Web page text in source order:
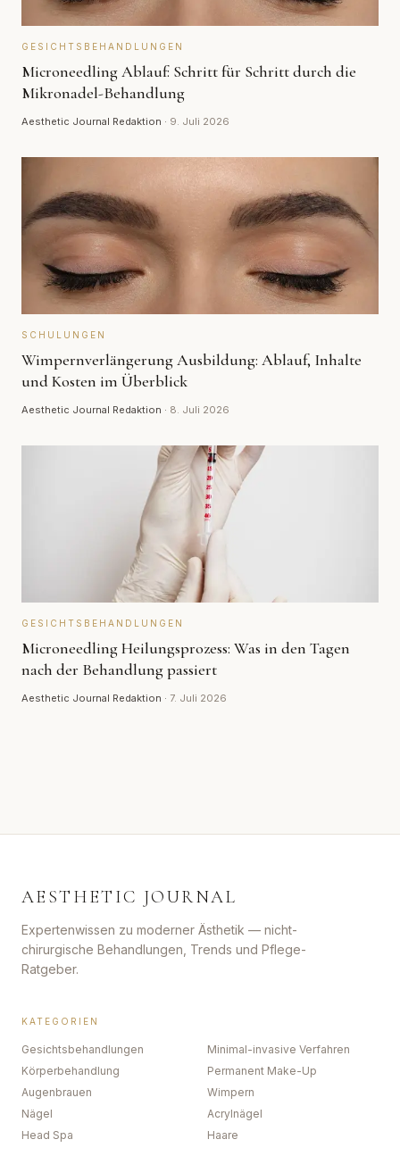
GESICHTSBEHANDLUNGEN
Microneedling Ablauf: Schritt für Schritt durch die
Mikronadel-Behandlung
Aesthetic Journal Redaktion · 9. Juli 2026
SCHULUNGEN
Wimpernverlängerung Ausbildung: Ablauf, Inhalte
und Kosten im Überblick
Aesthetic Journal Redaktion · 8. Juli 2026
GESICHTSBEHANDLUNGEN
Microneedling Heilungsprozess: Was in den Tagen
nach der Behandlung passiert
Aesthetic Journal Redaktion · 7. Juli 2026
AESTHETIC JOURNAL
Expertenwissen zu moderner Ästhetik — nicht-
chirurgische Behandlungen, Trends und Pflege-
Ratgeber.
KATEGORIEN
Gesichtsbehandlungen
Minimal-invasive Verfahren
Körperbehandlung
Permanent Make-Up
Augenbrauen
Wimpern
Nägel
Acrylnägel
Head Spa
Haare